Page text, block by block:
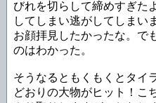
びれを切らして締めすぎた
してしまい逃がしてしまい
お顔拝見したかったな。で
のはわかった。
そうなるともくもくとタイ
どおりの大物がヒット！こ